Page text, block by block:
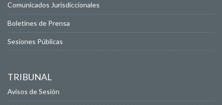
Comunicados Jurisdiccionales
Boletines de Prensa
Sesiones Públicas
TRIBUNAL
Avisos de Sesión